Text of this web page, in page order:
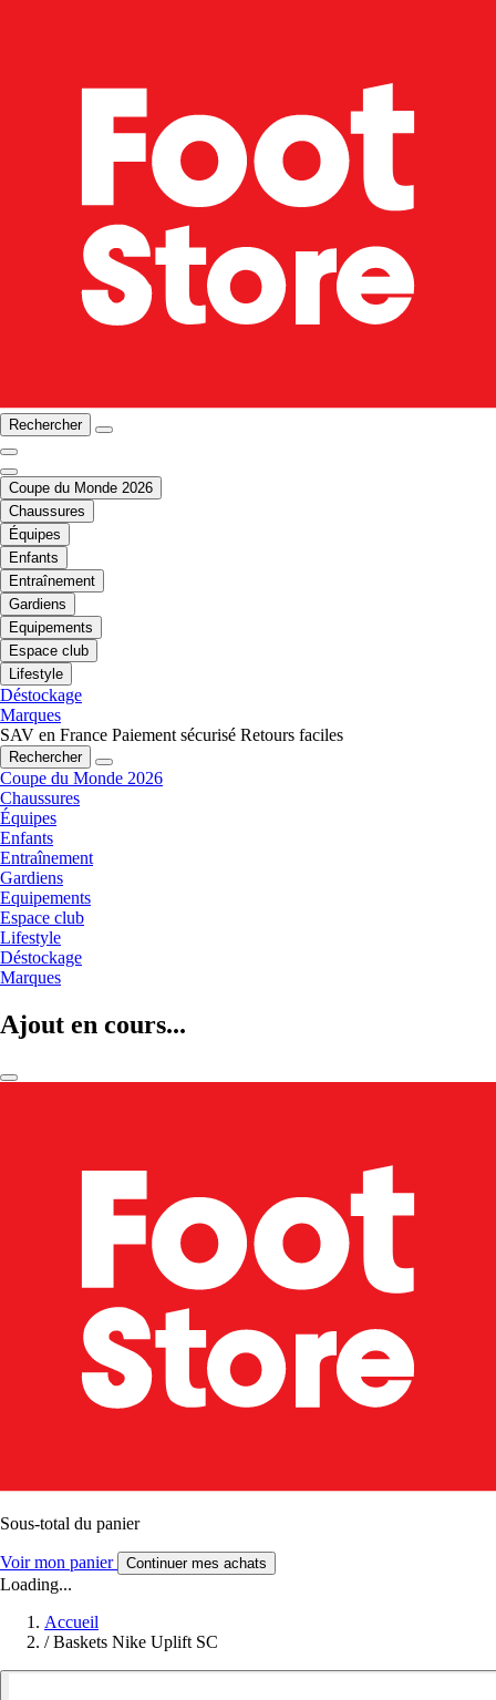
Rechercher
Coupe du Monde 2026
Chaussures
Équipes
Enfants
Entraînement
Gardiens
Equipements
Espace club
Lifestyle
Déstockage
Marques
SAV en France Paiement sécurisé Retours faciles
Rechercher
Coupe du Monde 2026
Chaussures
Équipes
Enfants
Entraînement
Gardiens
Equipements
Espace club
Lifestyle
Déstockage
Marques
Ajout en cours...
Sous-total du panier
Voir mon panier Continuer mes achats
Loading...
Accueil
/ Baskets Nike Uplift SC